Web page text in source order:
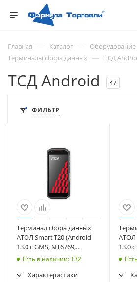
Главная — Каталог —
Терминалы сбора данных — ТСД
ТСД Android 47
ФИЛЬТР
Терминал сбора данных
АТОЛ Smart T20 (Android
13.0 с GMS, MT6769,
6Gb/64Gb, Wi-Fi, BT, NFC)
Есть в наличии: 132
Характеристики
АТОЛ
13.0
4/